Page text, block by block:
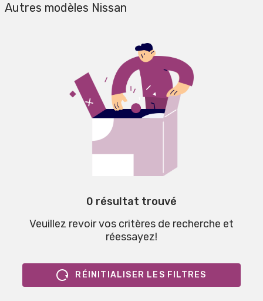
Autres modèles Nissan
0 résultat trouvé
Veuillez revoir vos critères de recherche et
réessayez!
RÉINITIALISER LES FILTRES